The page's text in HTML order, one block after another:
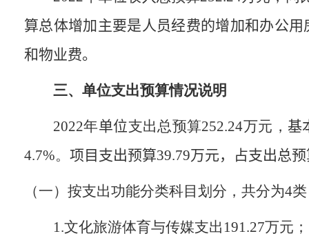
算总体增加主要是人员经费的增加和办公
和物业费。
三、单位支出预算情况说明
2022年单位支出总预算252.24万元， 基
4.7%。 项目支出预算39.79万元，占支出总
（一）按支出功能分类科目划分，共分为4
1.文化旅游体育与传媒支出 191.27万元